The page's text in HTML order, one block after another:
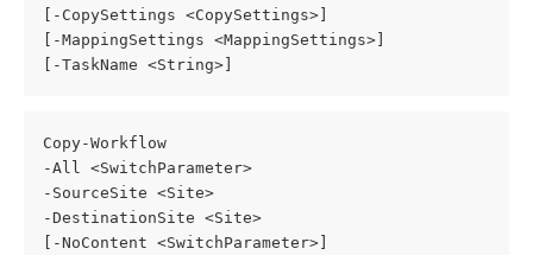
[-CopySettings <CopySettings>]
[-MappingSettings <MappingSettings>]
[-TaskName <String>]
Copy-Workflow
-All <SwitchParameter>
-SourceSite <Site>
-DestinationSite <Site>
[-NoContent <SwitchParameter>]